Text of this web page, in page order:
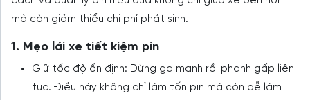
mà còn giảm thiểu chi phí phát sinh.
1. Mẹo lái xe tiết kiệm pin
Giữ tốc độ ổn định: Đừng ga mạnh rồi phanh gấp liên
tục. Điều này không chỉ làm tốn pin mà còn dễ làm